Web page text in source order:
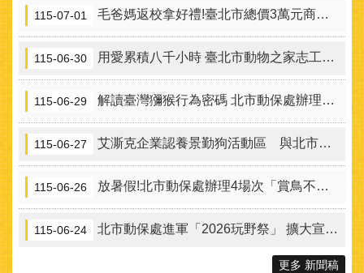
115-07-01 毛爸媽返校拿好禮!臺北市總價3萬元商品禮卷及寵物外出大禮包等您來拿!
115-06-30 用愛累積八千小時 臺北市動物之家志工榮獲國家志願服務獎肯定
115-06-29 解讀臺灣獼猴行為密碼 北市動保處辦理保育宣導活動！
115-06-27 艾澌克企業認養景勤狗活動區 與北市府攜手打造動物友善空間
115-06-26 放暑假!北市動保處辦理4場次「賞鳥不餵鳥」戶外親子活動
115-06-24 北市動保處進軍「2026玩野祭」 擴大宣傳本市街貓TCCP絕育方案
更多 新聞稿